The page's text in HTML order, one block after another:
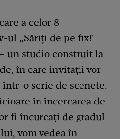
a celor 8
ul „Săriți de pe fix!'
un studio construit la
în care invitații vor
o serie de scenete.
în încercarea de
fi încurcați de gradul
vom vedea în